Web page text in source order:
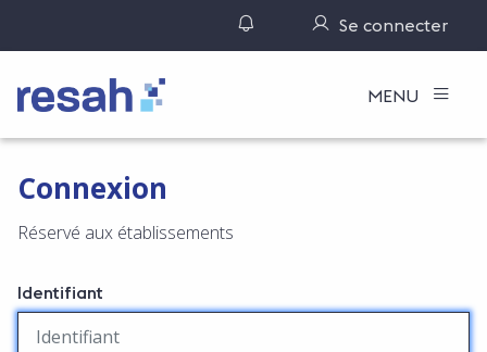
Gérer ses notifications
Se connecter
Logo Resah MENU
Connexion
Réservé aux établissements
Identifiant